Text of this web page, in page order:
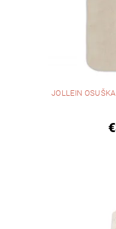
JOLLEIN